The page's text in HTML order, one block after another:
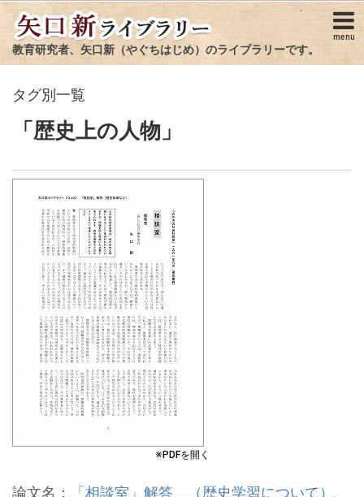
menu
教育研究者、矢口新（やぐちはじめ）のライブラリーです。
タグ別一覧
「歴史上の人物」
※PDFを開く
論文名： 「相談室」解答 （歴史学習について）